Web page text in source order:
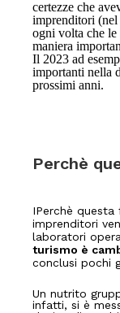
certezze che
imprenditori (nel
ogni volta che
maniera
Il 2023 ad
importanti nella
prossimi anni.
Perchè
IPerchè
imprenditori
laboratori
turismo è
conclusi pochi
Un nutrito
infatti, si è